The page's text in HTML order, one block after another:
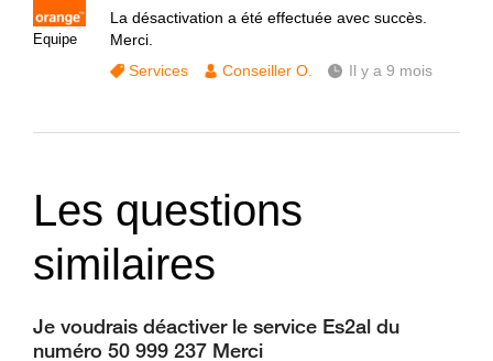
Equipe
La désactivation a été effectuée avec succès.
Merci.
Services
Conseiller O. Il y a 9 mois
Les questions
similaires
Je voudrais déactiver le service Es2al du
numéro 50 999 237 Merci